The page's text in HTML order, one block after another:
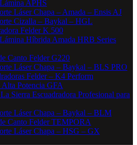
APHS
Láser Chapa – Amada – Ensis AJ
Cizalla – Baykal – HGL
Felder K 500
Híbrida Amada HRB Series
Canto Felder G220
Láser Chapa – Baykal – BLS PRO
Felder – K4 Perform
Potencia GFA
Sierra Escuadradora Profesional para
Láser Chapa – Baykal – BLM
Canto Felder TEMPORA
Láser Chapa – HSG – GX